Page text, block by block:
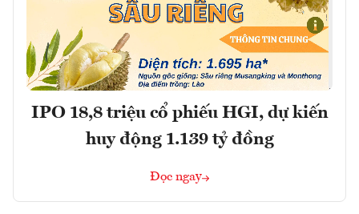
IPO 18,8 triệu cổ phiếu HGI, dự kiến
huy động 1.139 tỷ đồng
Đọc ngay